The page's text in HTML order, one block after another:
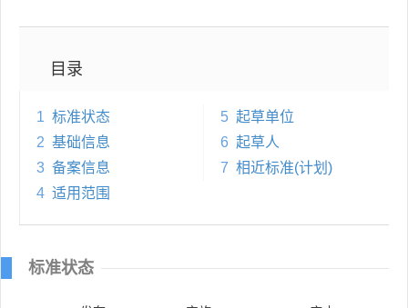
目录
1 标准状态
2 基础信息
3 备案信息
4 适用范围
5 起草单位
6 起草人
7 相近标准(计划)
标准状态